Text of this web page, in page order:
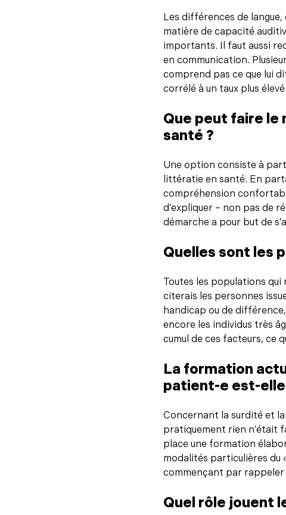
Les différences de
matière de capacité
importants. Il faut aussi
en communication.
comprend pas ce que lui
corrélé à un taux plus
Que peut faire le
santé ?
Une option consiste à
littératie en santé. En
compréhension
d’expliquer – non pas de
démarche a pour but de
Quelles sont les
Toutes les populations qui
citerais les personnes
handicap ou de
encore les individus très
cumul de ces facteurs, ce
La formation
patient-e est-
Concernant la surdité et
pratiquement rien n’était
place une formation
modalités particulières du
commençant par rappeler
Quel rôle jouent